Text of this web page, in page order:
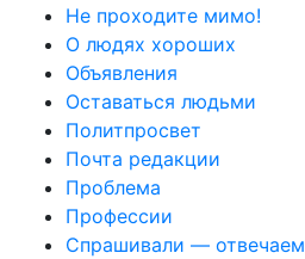
Не проходите мимо!
О людях хороших
Объявления
Оставаться людьми
Политпросвет
Почта редакции
Проблема
Профессии
Спрашивали — отвечаем